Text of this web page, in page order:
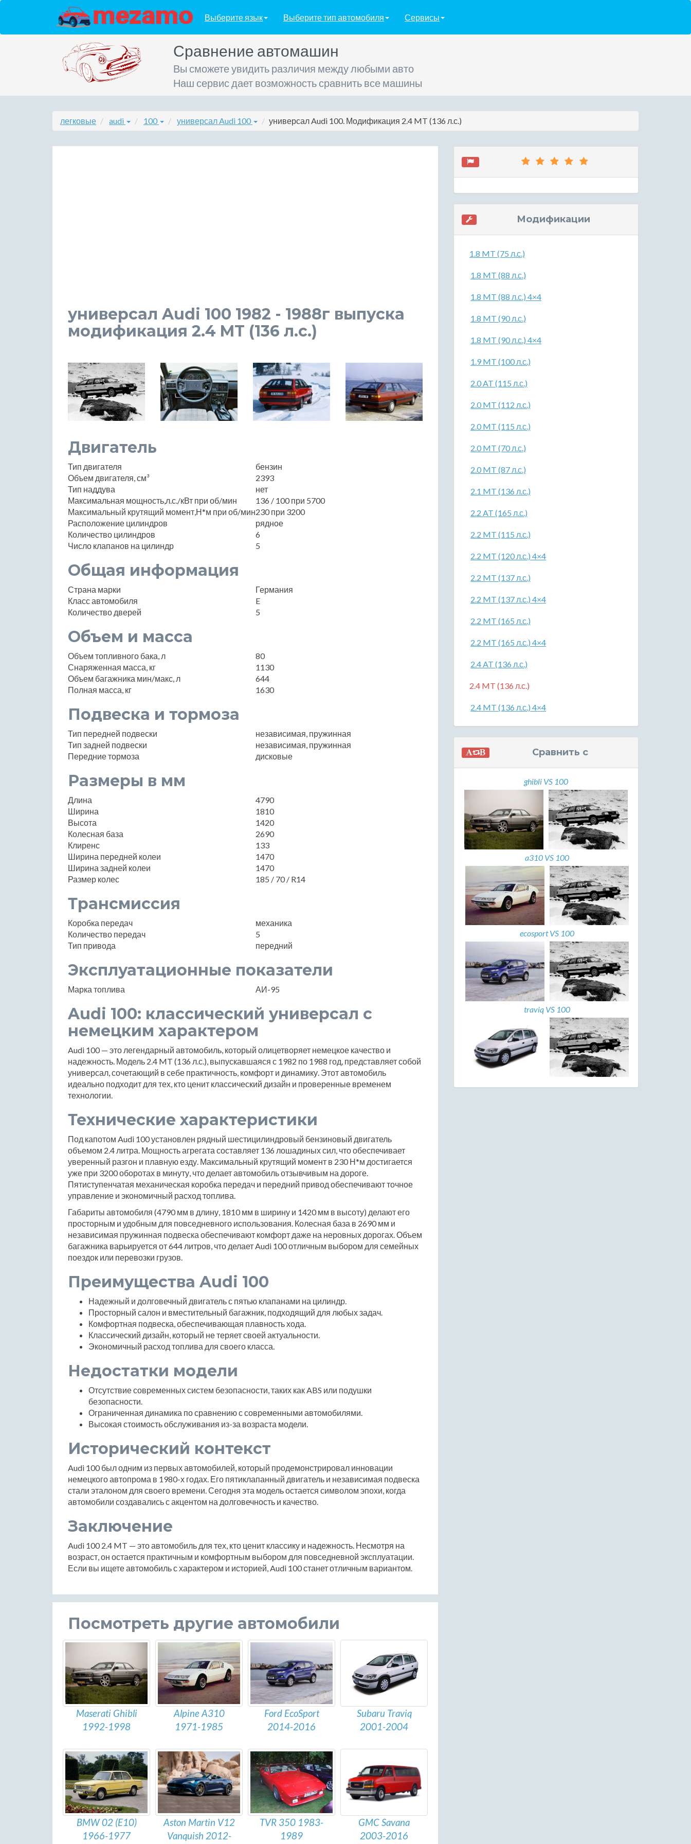
Выберите язык Выберите тип автомобиля Сервисы
Сравнение автомашин
Вы сможете увидить различия между любыми авто
Наш сервис дает возможность сравнить все машины
легковые audi 100 универсал Audi 100 универсал Audi 100. Модификация 2.4 MT (136 л.с.)
универсал Audi 100 1982 - 1988г выпуска
модификация 2.4 MT (136 л.с.)
Двигатель
Тип двигателя
бензин
Объем двигателя, см³
2393
Тип наддува
нет
Максимальная мощность,л.с./кВт при об/мин
136 / 100 при 5700
Максимальный крутящий момент,Н*м при об/мин230 при 3200
Расположение цилиндров
рядное
Количество цилиндров
6
Число клапанов на цилиндр
5
Общая информация
Страна марки
Германия
Класс автомобиля
E
Количество дверей
5
Объем и масса
Объем топливного бака, л
80
Снаряженная масса, кг
1130
Объем багажника мин/макс, л
644
Полная масса, кг
1630
Подвеска и тормоза
Тип передней подвески
независимая, пружинная
Тип задней подвески
независимая, пружинная
Передние тормоза
дисковые
Размеры в мм
Длина
4790
Ширина
1810
Высота
1420
Колесная база
2690
Клиренс
133
Ширина передней колеи
1470
Ширина задней колеи
1470
Размер колес
185 / 70 / R14
Трансмиссия
Коробка передач
механика
Количество передач
5
Тип привода
передний
Эксплуатационные показатели
Марка топлива АИ-95
Audi 100: классический универсал с
немецким характером
Audi 100 — это легендарный автомобиль, который олицетворяет немецкое качество и
надежность. Модель 2.4 MT (136 л.с.), выпускавшаяся с 1982 по 1988 год, представляет собой
универсал, сочетающий в себе практичность, комфорт и динамику. Этот автомобиль
идеально подходит для тех, кто ценит классический дизайн и проверенные временем
технологии.
Технические характеристики
Под капотом Audi 100 установлен рядный шестицилиндровый бензиновый двигатель
объемом 2.4 литра. Мощность агрегата составляет 136 лошадиных сил, что обеспечивает
уверенный разгон и плавную езду. Максимальный крутящий момент в 230 Н*м достигается
уже при 3200 оборотах в минуту, что делает автомобиль отзывчивым на дороге.
Пятиступенчатая механическая коробка передач и передний привод обеспечивают точное
управление и экономичный расход топлива.
Габариты автомобиля (4790 мм в длину, 1810 мм в ширину и 1420 мм в высоту) делают его
просторным и удобным для повседневного использования. Колесная база в 2690 мм и
независимая пружинная подвеска обеспечивают комфорт даже на неровных дорогах. Объем
багажника варьируется от 644 литров, что делает Audi 100 отличным выбором для семейных
поездок или перевозки грузов.
Преимущества Audi 100
Надежный и долговечный двигатель с пятью клапанами на цилиндр.
Просторный салон и вместительный багажник, подходящий для любых задач.
Комфортная подвеска, обеспечивающая плавность хода.
Классический дизайн, который не теряет своей актуальности.
Экономичный расход топлива для своего класса.
Недостатки модели
Отсутствие современных систем безопасности, таких как ABS или подушки
безопасности.
Ограниченная динамика по сравнению с современными автомобилями.
Высокая стоимость обслуживания из-за возраста модели.
Исторический контекст
Audi 100 был одним из первых автомобилей, который продемонстрировал инновации
немецкого автопрома в 1980-х годах. Его пятиклапанный двигатель и независимая подвеска
стали эталоном для своего времени. Сегодня эта модель остается символом эпохи, когда
автомобили создавались с акцентом на долговечность и качество.
Заключение
Audi 100 2.4 MT — это автомобиль для тех, кто ценит классику и надежность. Несмотря на
возраст, он остается практичным и комфортным выбором для повседневной эксплуатации.
Если вы ищете автомобиль с характером и историей, Audi 100 станет отличным вариантом.
Посмотреть другие автомобили
Maserati Ghibli
1992-1998
Alpine A310
1971-1985
Ford EcoSport
2014-2016
Subaru Traviq
2001-2004
BMW 02 (E10)
1966-1977
Aston Martin V12
Vanquish 2012-
TVR 350 1983-
1989
GMC Savana
2003-2016
Модификации
1.8 MT (75 л.с.)
1.8 MT (88 л.с.)
1.8 MT (88 л.с.) 4×4
1.8 MT (90 л.с.)
1.8 MT (90 л.с.) 4×4
1.9 MT (100 л.с.)
2.0 AT (115 л.с.)
2.0 MT (112 л.с.)
2.0 MT (115 л.с.)
2.0 MT (70 л.с.)
2.0 MT (87 л.с.)
2.1 MT (136 л.с.)
2.2 AT (165 л.с.)
2.2 MT (115 л.с.)
2.2 MT (120 л.с.) 4×4
2.2 MT (137 л.с.)
2.2 MT (137 л.с.) 4×4
2.2 MT (165 л.с.)
2.2 MT (165 л.с.) 4×4
2.4 AT (136 л.с.)
2.4 MT (136 л.с.)
2.4 MT (136 л.с.) 4×4
Сравнить с
ghibli VS 100
a310 VS 100
ecosport VS 100
traviq VS 100